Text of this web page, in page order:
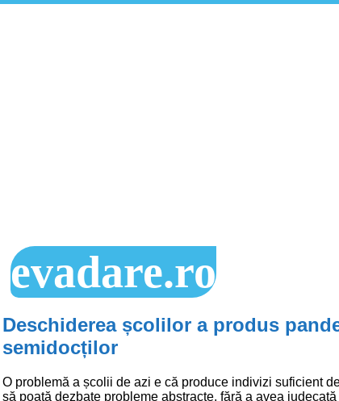
evadare.ro
Deschiderea școlilor a produs
semidocților
O problemă a școlii de azi e că produce indivizi suficient
să poată dezbate probleme abstracte, fără a avea